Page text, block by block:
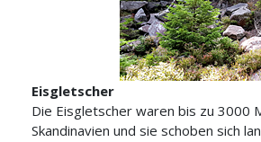
Eisgletscher
Die Eisgletscher waren bis zu 3000
Skandinavien und sie schoben sich